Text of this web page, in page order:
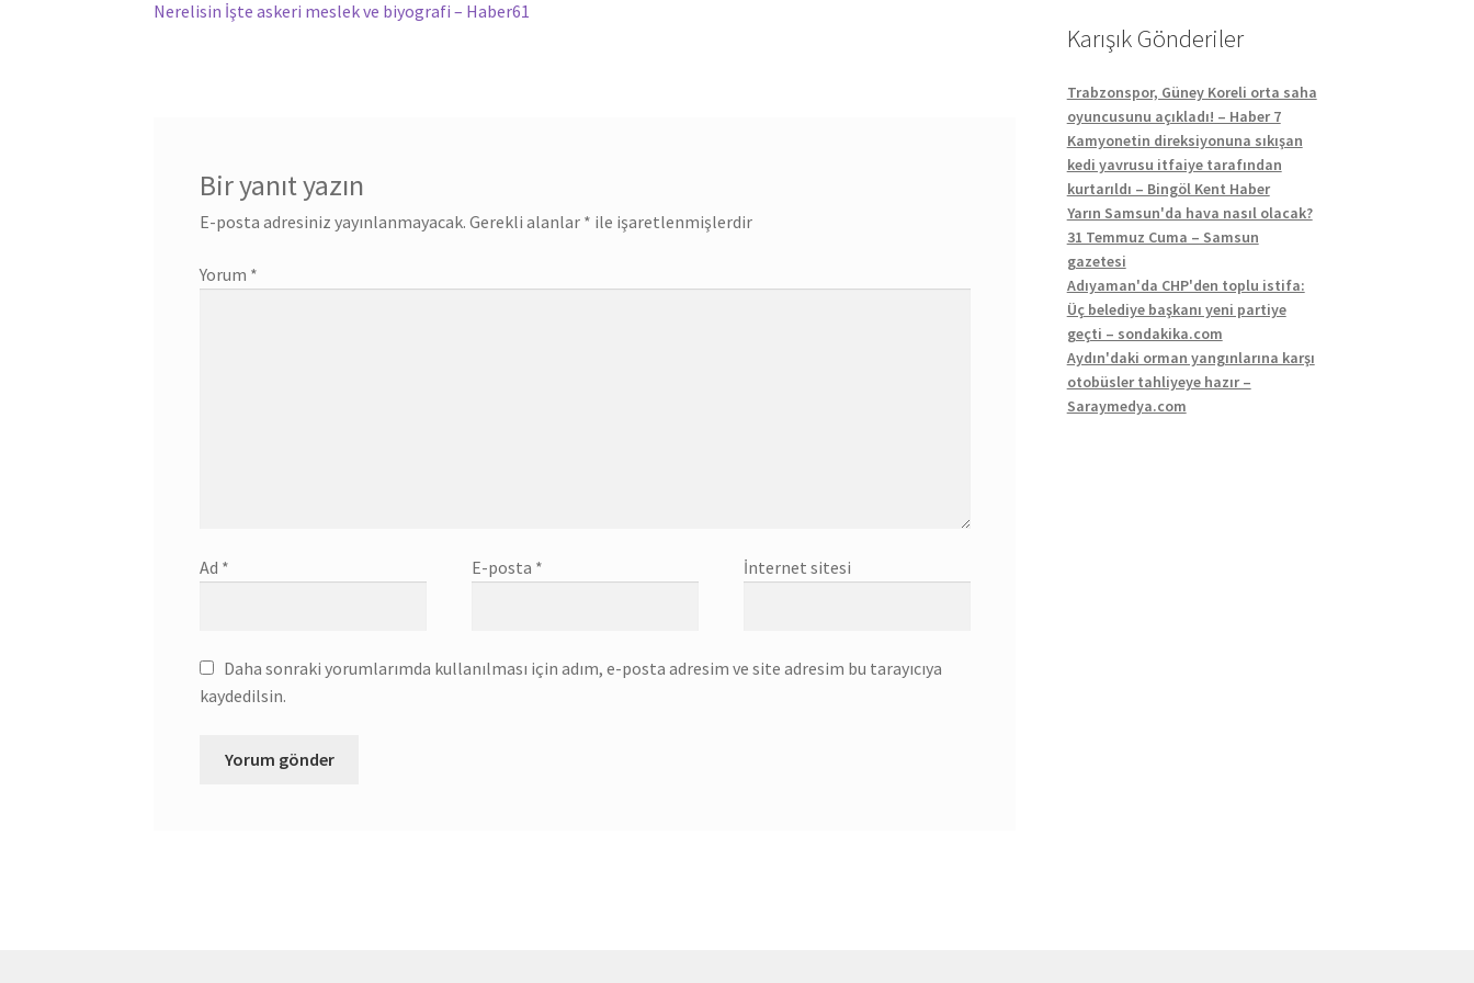
gezinmesi
yazı:
Nerelisin İşte askeri meslek ve biyografi – Haber61
Bir yanıt yazın
E-posta adresiniz yayınlanmayacak. Gerekli alanlar * ile işaretlenmişlerdir
Yorum *
Ad * E-posta * İnternet sitesi
Daha sonraki yorumlarımda kullanılması için adım, e-posta adresim ve site adresim bu tarayıcıya
kaydedilsin.
Karışık Gönderiler
Trabzonspor, Güney Koreli orta saha
oyuncusunu açıkladı! – Haber 7
Kamyonetin direksiyonuna sıkışan
kedi yavrusu itfaiye tarafından
kurtarıldı – Bingöl Kent Haber
Yarın Samsun'da hava nasıl olacak?
31 Temmuz Cuma – Samsun
gazetesi
Adıyaman'da CHP'den toplu istifa:
Üç belediye başkanı yeni partiye
geçti – sondakika.com
Aydın'daki orman yangınlarına karşı
otobüsler tahliyeye hazır –
Saraymedya.com